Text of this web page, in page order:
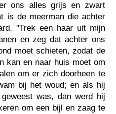
ons alles grijs en zwart
is de meerman die achter
"Trek een haar uit mijn
en zeg dat achter ons
moet schieten, zodat de
kan en naar huis moet om
om er zich doorheen te
bij het woud; en als hij
was, dan werd hij
om een bijl en zaag te